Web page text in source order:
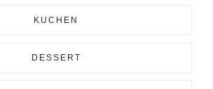
KUCHEN
DESSERT